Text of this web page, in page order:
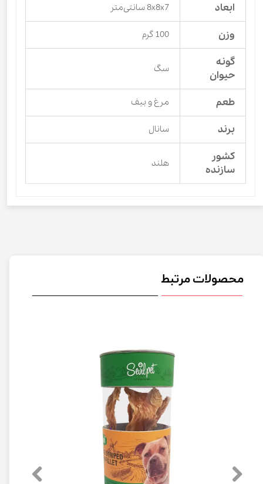
ابعاد 8x8x7 سانتی‌متر
وزن 100 گرم
گونه
حیوان
سگ
طعم مرغ و بیف
برند سانال
کشور
سازنده
هلند
محصولات مرتبط